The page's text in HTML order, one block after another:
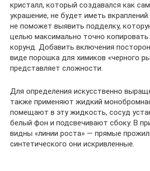
кристалл, который создавался как
украшение, не будет иметь
не поможет выявить подделку,
целью максимально точно
корунд. Добавить включения
виде порошка для химиков «черного
представляет сложности.
Для определения искусственно
также применяют жидкий
помещают в эту жидкость, сосуд
белый фон и подсвечивают сбоку. В
видны «линии роста» — прямые
синтетического они искривленные.